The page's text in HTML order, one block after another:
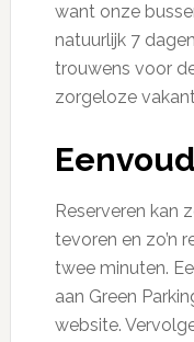
want onze
natuurlijk 7
trouwens voor
zorgeloze
Reserveren kan
tevoren en zo’n
twee minuten.
aan Green
website.